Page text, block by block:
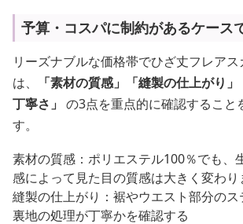
予算・コスパに制約があるケース
リーズナブルな価格帯でひざ丈フレア
は、
「素材の質感」「縫製の仕上がり
丁寧さ」 の3点を重点的に確認すること
す。
素材の質感：ポリエステル100％でも、
感によって見た目の質感は大きく変わり
縫製の仕上がり：裾やウエスト部分のス
裏地の処理が丁寧かを確認する